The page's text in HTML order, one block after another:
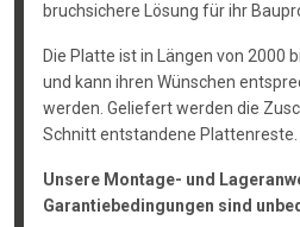
bruchsichere Lösung für ihr
Die Platte ist in Längen von 2000
und kann ihren Wünschen
werden. Geliefert werden die
Schnitt entstandene Plattenreste.
Unsere Montage- und
Garantiebedingungen sind